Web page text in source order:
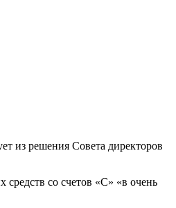
из решения Совета директоров
со счетов «С» «в очень